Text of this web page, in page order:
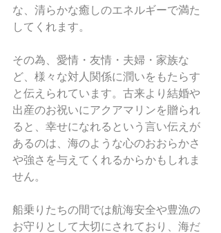
な、清らかな癒しのエネルギーで満た
してくれます。
その為、愛情・友情・夫婦・家族な
ど、様々な対人関係に潤いをもたらす
と伝えられています。古来より結婚や
出産のお祝いにアクアマリンを贈られ
ると、幸せになれるという言い伝えが
あるのは、海のような心のおおらかさ
や強さを与えてくれるからかもしれま
せん。
船乗りたちの間では航海安全や豊漁の
お守りとして大切にされており、海だ